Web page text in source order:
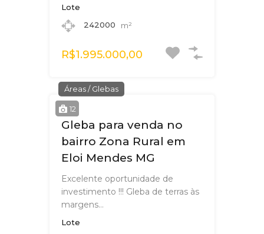
Lote
242000
m²
R$1.995.000,00
12
Áreas / Glebas
Gleba para venda no
bairro Zona Rural em
Eloi Mendes MG
Excelente oportunidade de
investimento !!! Gleba de terras às
margens…
Lote